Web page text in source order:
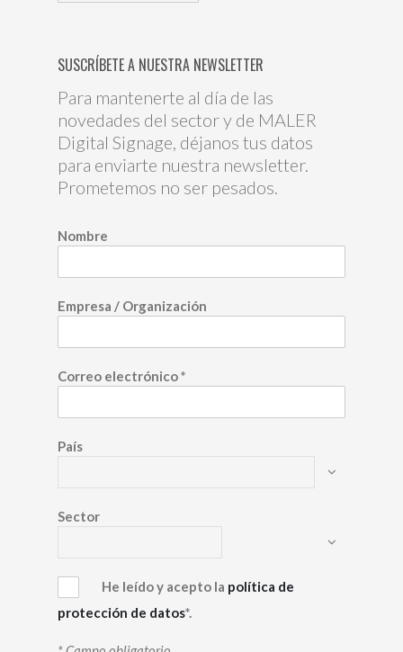
SUSCRÍBETE A NUESTRA NEWSLETTER
Para mantenerte al día de las
novedades del sector y de MALER
Digital Signage, déjanos tus datos
para enviarte nuestra newsletter.
Prometemos no ser pesados.
Nombre
Empresa / Organización
Correo electrónico*
País
Sector
He leído y acepto la política de
protección de datos*.